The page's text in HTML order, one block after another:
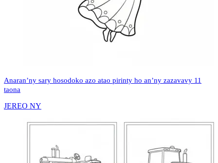
Anaran’ny sary hosodoko azo atao pirinty ho an’ny zazavavy 11
taona
JEREO NY